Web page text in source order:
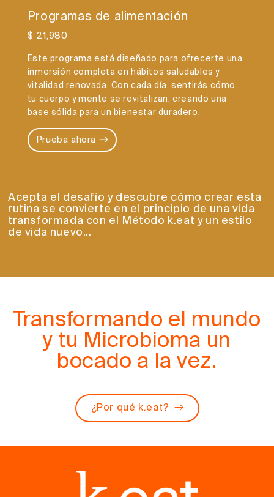
Programas de alimentación
$ 21,980
Este programa está diseñado para ofrecerte una
inmersión completa en hábitos saludables y
vitalidad renovada. Con cada día, sentirás cómo
tu cuerpo y mente se revitalizan, creando una
base sólida para un bienestar duradero.
Prueba ahora
Acepta el desafío y descubre cómo crear esta
rutina se convierte en el principio de una vida
transformada con el Método k.eat y un estilo
de vida nuevo...
Transformando el mundo
y tu Microbioma un
bocado a la vez.
¿Por qué k.eat?